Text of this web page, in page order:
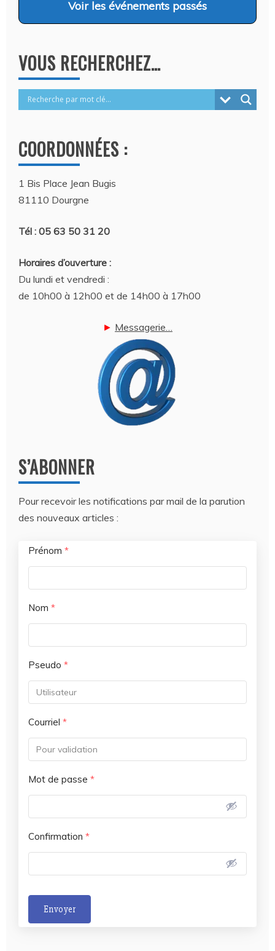
Voir les événements passés
VOUS RECHERCHEZ…
COORDONNÉES :
1 Bis Place Jean Bugis
81110 Dourgne
Tél : 05 63 50 31 20
Horaires d’ouverture :
Du lundi et vendredi :
de 10h00 à 12h00 et de 14h00 à 17h00
► Messagerie…
S’ABONNER
Pour recevoir les notifications par mail de la parution
des nouveaux articles :
Prénom *
Nom *
Pseudo *
Courriel *
Mot de passe *
Confirmation *
Envoyer